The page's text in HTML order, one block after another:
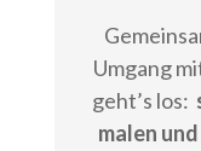
Umgang
geht’s los:
malen